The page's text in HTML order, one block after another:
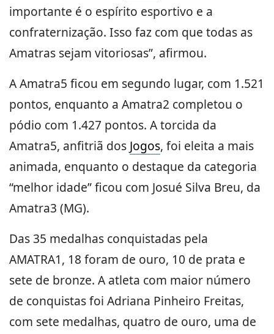
importante é o espírito esportivo e a
confraternização. Isso faz com que todas as
Amatras sejam vitoriosas”, afirmou.
A Amatra5 ficou em segundo lugar, com 1.521
pontos, enquanto a Amatra2 completou o
pódio com 1.427 pontos. A torcida da
Amatra5, anfitriã dos Jogos, foi eleita a mais
animada, enquanto o destaque da categoria
“melhor idade” ficou com Josué Silva Breu, da
Amatra3 (MG).
Das 35 medalhas conquistadas pela
AMATRA1, 18 foram de ouro, 10 de prata e
sete de bronze. A atleta com maior número
de conquistas foi Adriana Pinheiro Freitas,
com sete medalhas, quatro de ouro, uma de